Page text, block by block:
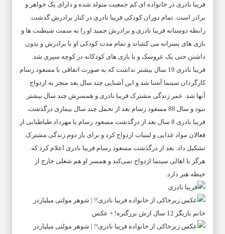
فریبا نادری در خانواده ای کم جمعیت متولد شده و دارای یک خواهر و
برادر است. تمام دوران کودکی فریبا نادری در کنار برادرش گذشت.
رابطه دوستانه فریبا نادری و برادرش حمید او را به سمت شیطنت ها و
بازی های پسرانه می کشاند و تمام مدت کودکی او با برادرش و بدون
داشتن حتی یک عروسک و با بازی های کودکانه در کوچه سپری شد.
فریبا نادری 19 سال بیشتر نداشت که به صورت اتفاقی با مسعود رسام
کارگردان سینما آشنا شد و این آشنایی چند سال بعد منجر به ازدواج
آنها شد. عمر زندگی مشترک فریبا نادری و همسرش چند سال بیشتر
نبود و سال 88 مسعود رسام بعد از تحمل چند سال بیماری درگذشت.
فریبا نادری 8 سال بعد از درگذشت مسعود رسام با مهرداد طباطبایی از
فعالان مواد غذایی و لبنیات ازدواج کرد و برای بار دوم زندگی مشترک
تشکیل داد. بعد از درگذشت مسعود رسام فریبا نادری اعلام کرد که
هرگز با اهالی سینما ازدواج نمی‌کند و همسر او هم شغلی خارج از
حیطه هنر دارد.